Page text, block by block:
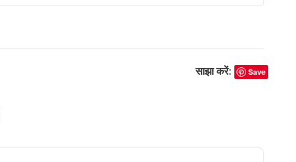
साझा करें: Save